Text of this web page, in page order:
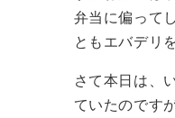
弁当に偏って
ともエバデリ
さて本日は、
ていたのです